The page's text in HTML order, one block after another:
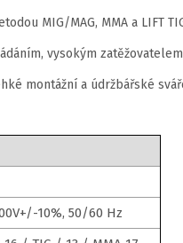
MIG/MAG, MMA a LIFT
vysokým
montážní a údržbářské
10%, 50/60 Hz